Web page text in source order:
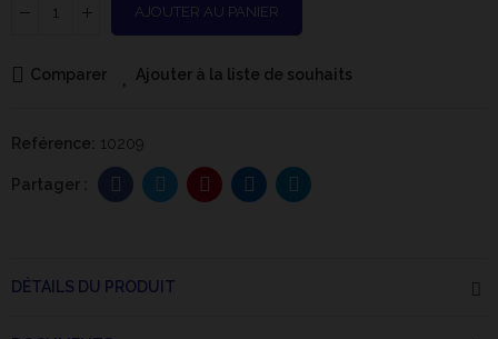
AJOUTER AU PANIER
Comparer Ajouter à la liste de souhaits
Reférence: 10209
DÉTAILS DU PRODUIT